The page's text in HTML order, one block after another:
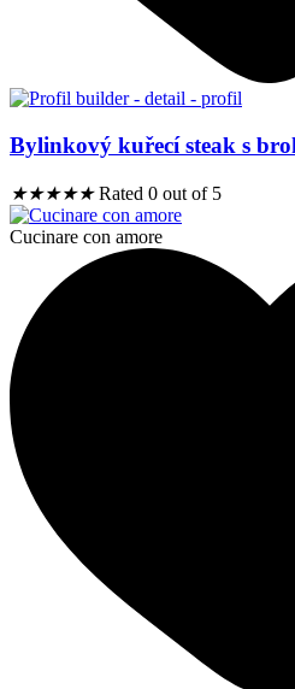
Bylinkový kuřecí steak s
★★★★★ Rated 0 out of 5
Cucinare con amore